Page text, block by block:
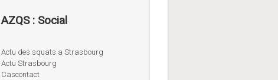
AZQS : Social
Actu des squats a Strasbourg
Actu Strasbourg
Cascontact